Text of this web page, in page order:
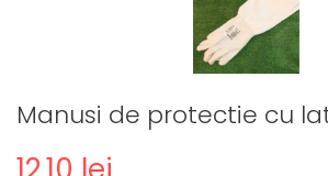
Manusi de protectie cu